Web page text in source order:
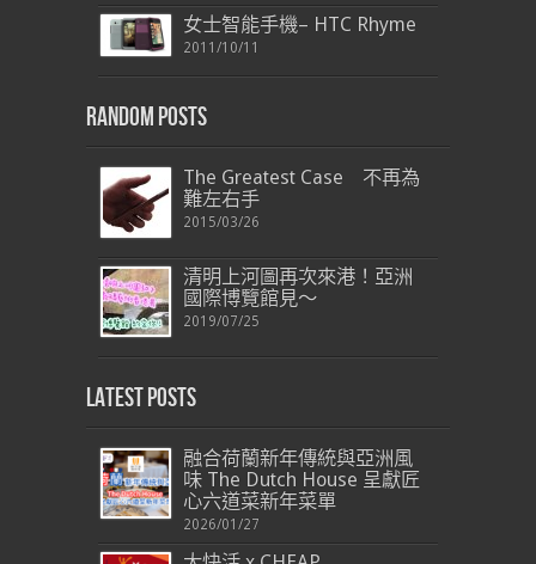
女士智能手機– HTC Rhyme
2011/10/11
Random Posts
The Greatest Case 不再為
難左右手
2015/03/26
清明上河圖再次來港！亞洲
國際博覽館見～
2019/07/25
Latest Posts
融合荷蘭新年傳統與亞洲風
味 The Dutch House 呈獻匠
心六道菜新年菜單
2026/01/27